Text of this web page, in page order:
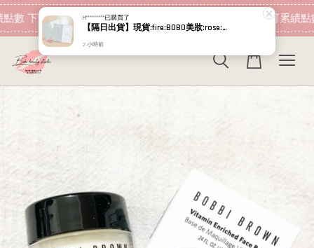
數 下筆消費即可折抵 現在去購物！ 加入會員 消費即可累績點
H*********已購買了
【隔日出貨】現貨:fire:BOBO美妝:rose:專櫃貨 Relove 拋光酵母泌膜 嫩白/控油 5g+5g 試用包
2 小時前